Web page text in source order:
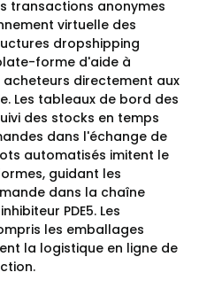
transactions anonymes
virtuelle des
dropshipping
forme d'aide à
directement aux
Les tableaux de bord des
des stocks en temps
dans l'échange de
automatisés imitent le
guidant les
dans la chaîne
PDE5. Les
les emballages
la logistique en ligne de